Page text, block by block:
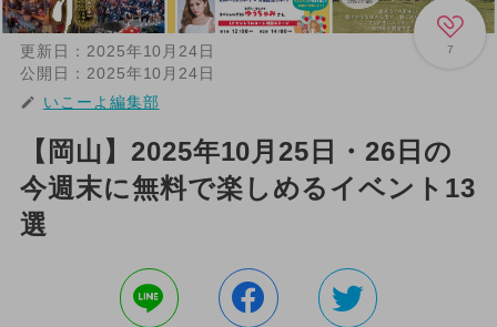
7
更新日： 2025年10月24日
公開日： 2025年10月24日
いこーよ編集部
【岡山】2025年10月25日・26日の
今週末に無料で楽しめるイベント13
選